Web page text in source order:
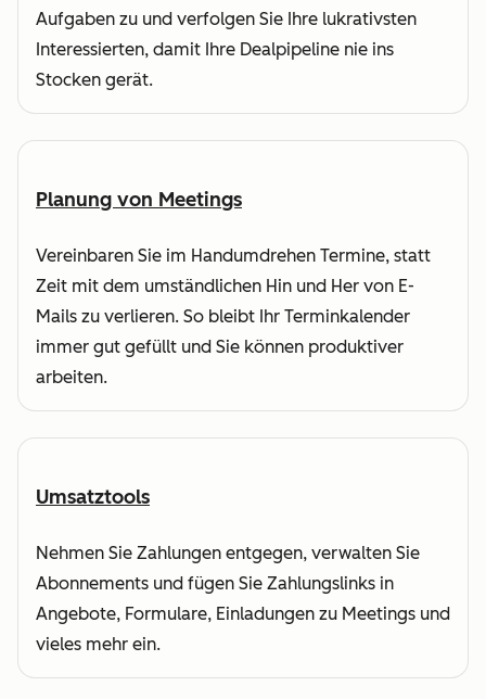
Aufgaben zu und verfolgen Sie Ihre lukrativsten
Interessierten, damit Ihre Dealpipeline nie ins
Stocken gerät.
Planung von Meetings
Vereinbaren Sie im Handumdrehen Termine, statt
Zeit mit dem umständlichen Hin und Her von E-
Mails zu verlieren. So bleibt Ihr Terminkalender
immer gut gefüllt und Sie können produktiver
arbeiten.
Umsatztools
Nehmen Sie Zahlungen entgegen, verwalten Sie
Abonnements und fügen Sie Zahlungslinks in
Angebote, Formulare, Einladungen zu Meetings und
vieles mehr ein.